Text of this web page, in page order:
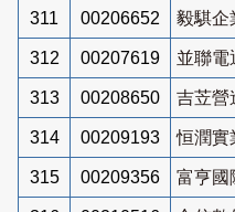
311 00206652 毅騏企
312 00207619 並聯電
313 00208650 吉苙營
314 00209193 恒潤實
315 00209356 富亨國